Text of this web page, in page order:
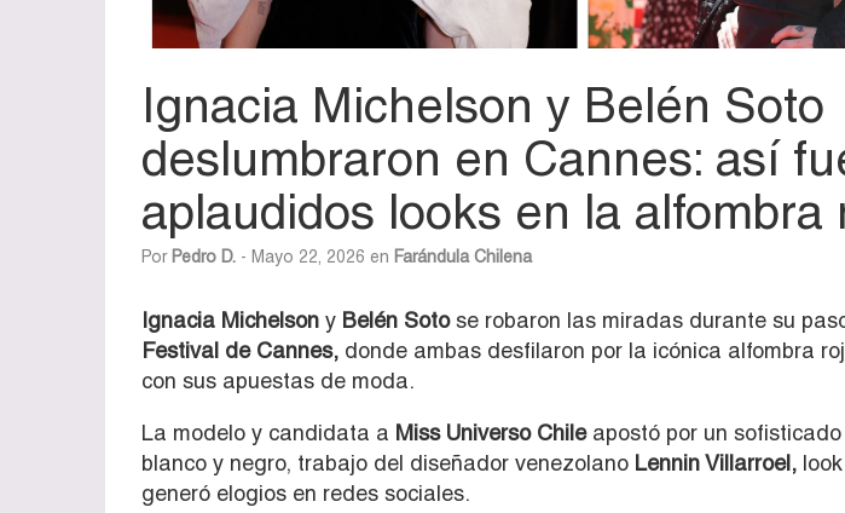
Ignacia Michelson y Belén Soto
deslumbraron en Cannes: así
aplaudidos looks en la alfombra
Por Pedro D. - Mayo 22, 2026 en Farándula Chilena
Ignacia Michelson y Belén Sotose robaron las miradas durante su
Festival de Cannes, donde ambas desfilaron por la icónica alfombra
con sus apuestas de moda.
La modelo y candidata a Miss Universo Chileapostó por un
blanco y negro, trabajo del diseñador venezolano Lennin Villarroel,
generó elogios en redes sociales.